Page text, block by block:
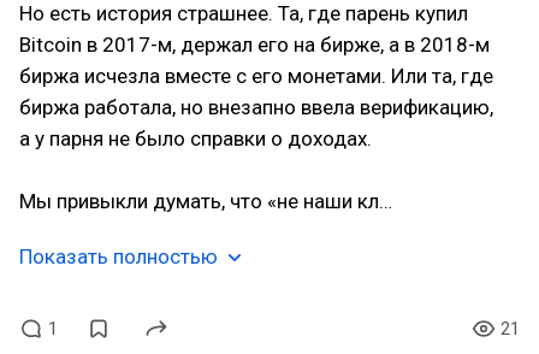
Но есть история страшнее. Та, где парень купил
Bitcoin в 2017-м, держал его на бирже, а в 2018-м
биржа исчезла вместе с его монетами. Или та, где
биржа работала, но внезапно ввела верификацию,
а у парня не было справки о доходах.
Мы привыкли думать, что «не наши кл…
Показать полностью
1 21